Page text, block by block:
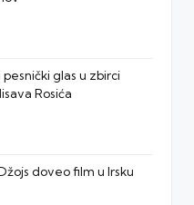
glas u zbirci
Rosića
doveo film u Irsku